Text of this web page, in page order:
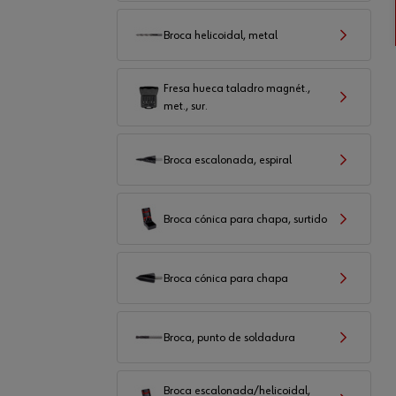
Broca helicoidal, metal
Fresa hueca taladro magnét.,
met., sur.
Broca escalonada, espiral
Broca cónica para chapa, surtido
Broca cónica para chapa
Broca, punto de soldadura
Broca escalonada/helicoidal,